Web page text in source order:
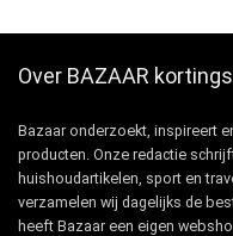
Over BAZAAR
Bazaar onderzoekt, inspireert
producten. Onze redactie
huishoudartikelen, sport en
verzamelen wij dagelijks de
heeft Bazaar een eigen